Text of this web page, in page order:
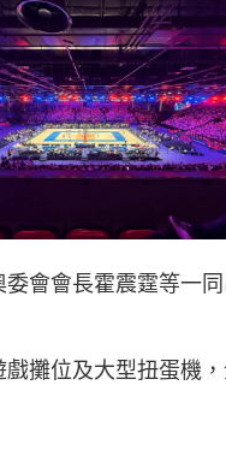
會會長霍震霆等一
攤位及大型扭蛋機